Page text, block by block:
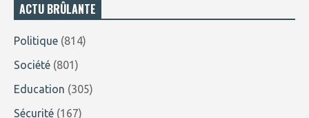
ACTU BRÛLANTE
Politique (814)
Société (801)
Education (305)
Sécurité (167)